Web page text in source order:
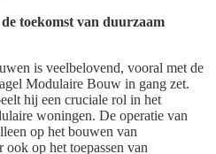
toekomst van duurzaam
is veelbelovend, vooral met de
Modulaire Bouw in gang zet.
hij een cruciale rol in het
woningen. De operatie van
op het bouwen van
op het toepassen van